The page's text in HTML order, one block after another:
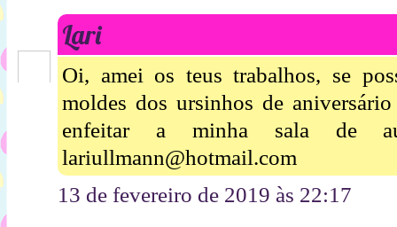
Lari
Oi, amei os teus trabalhos, se
moldes dos ursinhos de
enfeitar a minha sala de
lariullmann@hotmail.com
13 de fevereiro de 2019 às 22:17